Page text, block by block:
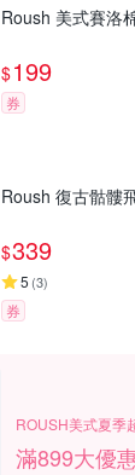
Roush 美式賽洛
$199
券
Roush 復古骷髏
$339
5 (3)
券
ROUSH美式夏季
滿899大優